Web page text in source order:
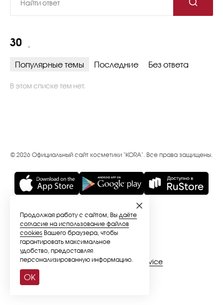
30
Популярные темы Последние Без ответа
В этом списке тем нет.
© 2026 Официальный сайт косметики "KORA". Все права защищены.
Разработано вSiteSeoService
Продолжая работу с сайтом, Вы даёте
согласие на использование файлов
cookies Вашего браузера, чтобы
гарантировать максимальное
удобство, предоставляя
персонализированную информацию.
OK